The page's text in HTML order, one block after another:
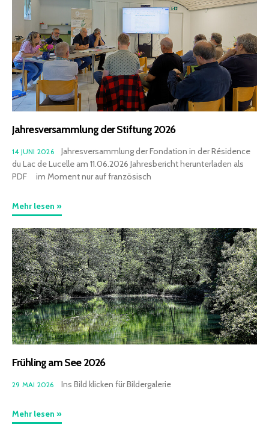
Kontakt
Mitglied werden
Jahresversammlung der Stiftung 2026
14 JUNI 2026
Jahresversammlung der Fondation in der Résidence
du Lac de Lucelle am 11.06.2026 Jahresbericht herunterladen als
PDF im Moment nur auf französisch
Mehr lesen »
Frühling am See 2026
29 MAI 2026 Ins Bild klicken für Bildergalerie
Mehr lesen »